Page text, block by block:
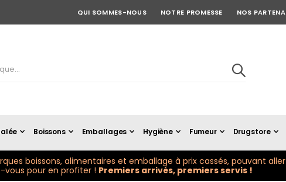
QUI SOMMES-NOUS NOTRE PROMESSE NOS
Boissons Emballages Hygiène Fumeur Drugstore
boissons, alimentaires et emballage à prix cassés, pouvant
vous pour en profiter ! Premiers arrivés, premiers servis !